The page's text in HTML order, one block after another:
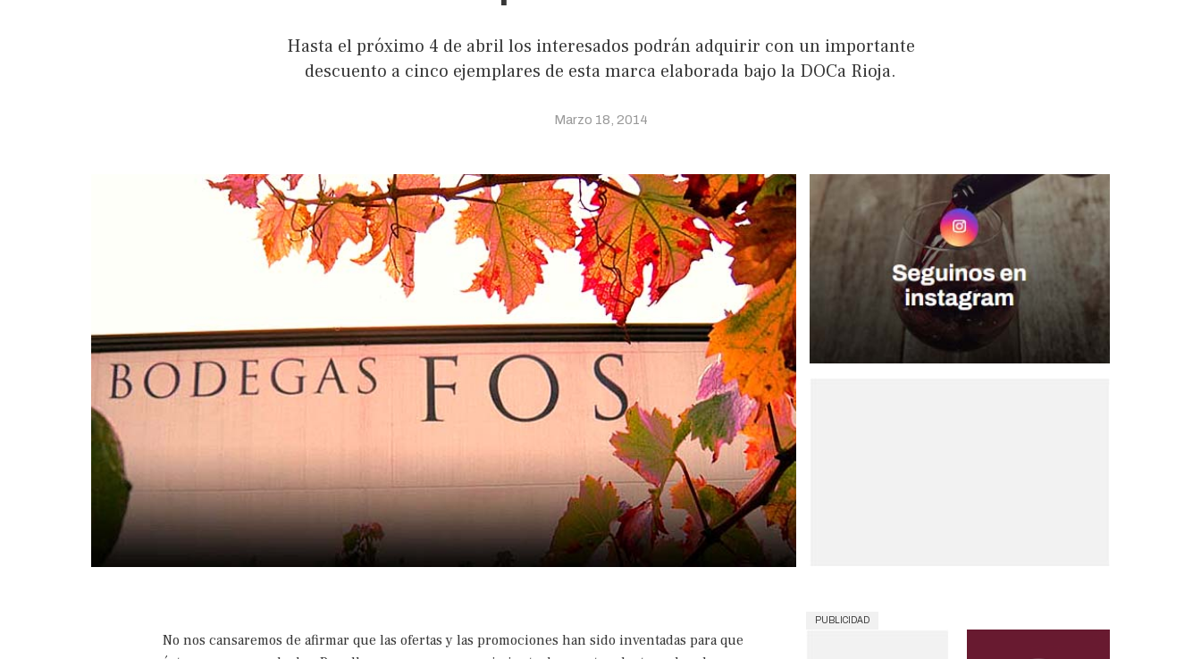
Hasta el próximo 4 de abril los interesados podrán adquirir con un importante
descuento a cinco ejemplares de esta marca elaborada bajo la DOCa Rioja.
Marzo 18, 2014
No nos cansaremos de afirmar que las ofertas y las promociones han sido inventadas para que
PUBLICIDAD